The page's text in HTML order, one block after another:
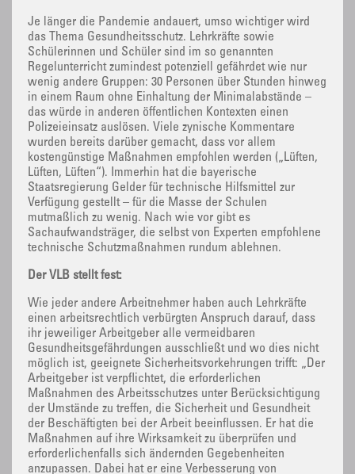
Je länger die Pandemie andauert, umso wichtiger wird
das Thema Gesundheitsschutz. Lehrkräfte sowie
Schülerinnen und Schüler sind im so genannten
Regelunterricht zumindest potenziell gefährdet wie nur
wenig andere Gruppen: 30 Personen über Stunden hinweg
in einem Raum ohne Einhaltung der Minimalabstände –
das würde in anderen öffentlichen Kontexten einen
Polizeieinsatz auslösen. Viele zynische Kommentare
wurden bereits darüber gemacht, dass vor allem
kostengünstige Maßnahmen empfohlen werden („Lüften,
Lüften, Lüften“). Immerhin hat die bayerische
Staatsregierung Gelder für technische Hilfsmittel zur
Verfügung gestellt – für die Masse der Schulen
mutmaßlich zu wenig. Nach wie vor gibt es
Sachaufwandsträger, die selbst von Experten empfohlene
technische Schutzmaßnahmen rundum ablehnen.
Der VLB stellt fest:
Wie jeder andere Arbeitnehmer haben auch Lehrkräfte
einen arbeitsrechtlich verbürgten Anspruch darauf, dass
ihr jeweiliger Arbeitgeber alle vermeidbaren
Gesundheitsgefährdungen ausschließt und wo dies nicht
möglich ist, geeignete Sicherheitsvorkehrungen trifft: „Der
Arbeitgeber ist verpflichtet, die erforderlichen
Maßnahmen des Arbeitsschutzes unter Berücksichtigung
der Umstände zu treffen, die Sicherheit und Gesundheit
der Beschäftigten bei der Arbeit beeinflussen. Er hat die
Maßnahmen auf ihre Wirksamkeit zu überprüfen und
erforderlichenfalls sich ändernden Gegebenheiten
anzupassen. Dabei hat er eine Verbesserung von